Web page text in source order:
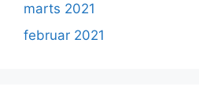
marts 2021
februar 2021